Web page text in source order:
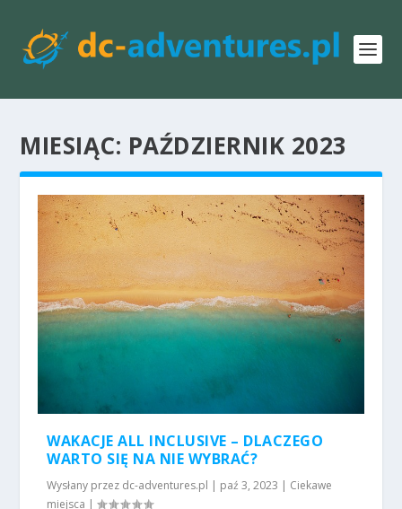
MIESIĄC: PAŹDZIERNIK 2023
WAKACJE ALL INCLUSIVE – DLACZEGO
WARTO SIĘ NA NIE WYBRAĆ?
Wysłany przez dc-adventures.pl | paź 3, 2023 | Ciekawe
miejsca |